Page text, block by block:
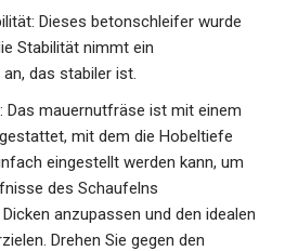
Dieses betonschleifer wurde
Stabilität nimmt ein
das stabiler ist.
Das mauernutfräse ist mit einem
mit dem die Hobeltiefe
eingestellt werden kann, um
des Schaufelns
anzupassen und den idealen
Drehen Sie gegen den